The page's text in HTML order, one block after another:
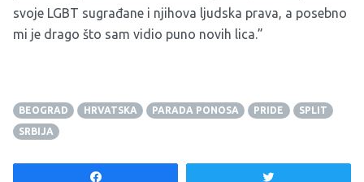
svoje LGBT sugrađane i njihova ljudska prava, a posebno
mi je drago što sam vidio puno novih lica.”
BEOGRAD HRVATSKA PARADA PONOSA PRIDE
SPLIT
SRBIJA